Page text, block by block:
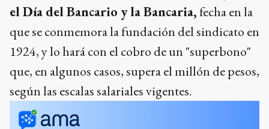
el Día del Bancario y la Bancaria,fecha en la
que se conmemora la fundación del sindicato en
1924, y lo hará con el cobro de un "superbono"
que, en algunos casos, supera el millón de pesos,
según las escalas salariales vigentes.